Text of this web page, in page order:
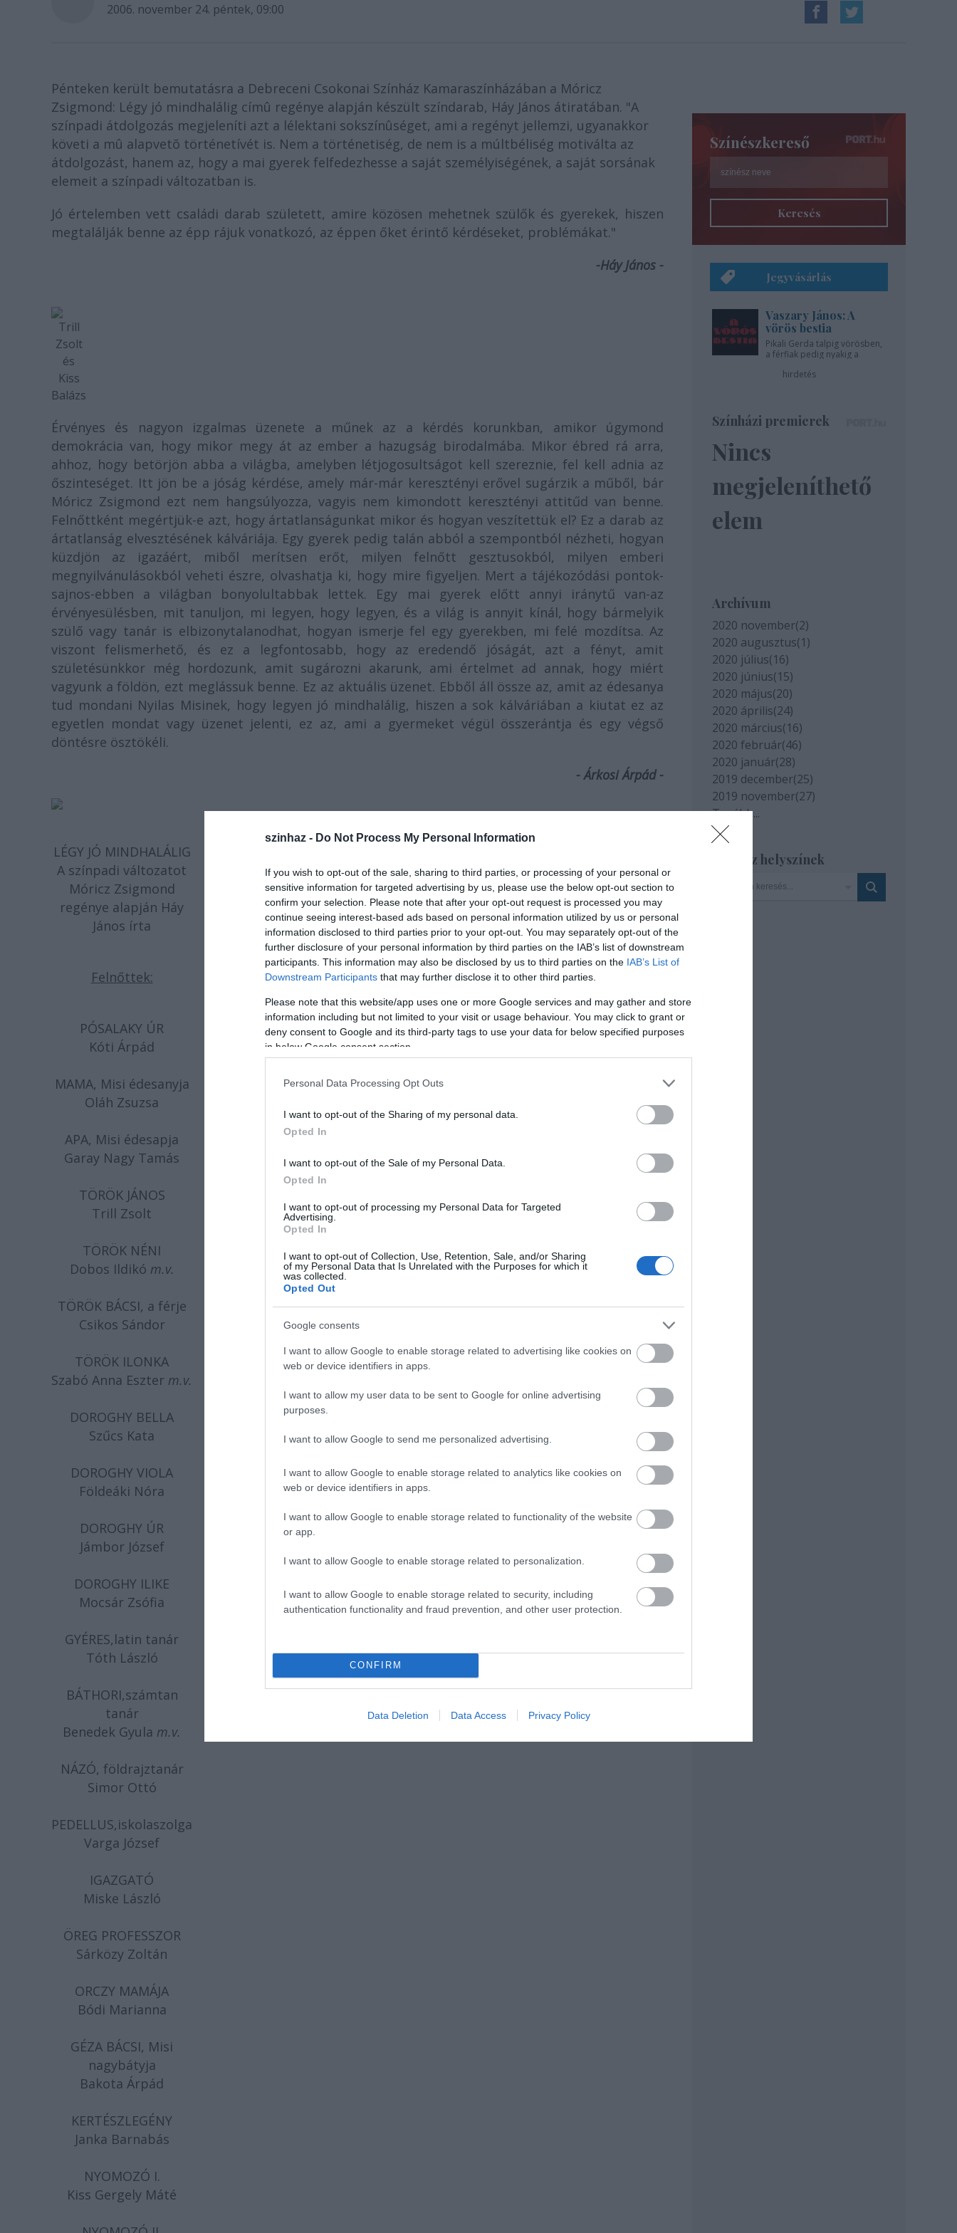
szinhaz - Do Not Process My Personal Information
If you wish to opt-out of the sale, sharing to third parties, or processing of your personal or
sensitive information for targeted advertising by us, please use the below opt-out section to
confirm your selection. Please note that after your opt-out request is processed you may
continue seeing interest-based ads based on personal information utilized by us or personal
information disclosed to third parties prior to your opt-out. You may separately opt-out of the
further disclosure of your personal information by third parties on the IAB’s list of downstream
participants. This information may also be disclosed by us to third parties on the IAB’s List of
Downstream Participants that may further disclose it to other third parties.
Please note that this website/app uses one or more Google services and may gather and store
information including but not limited to your visit or usage behaviour. You may click to grant or
deny consent to Google and its third-party tags to use your data for below specified purposes
in below Google consent section.
Personal Data Processing Opt Outs
I want to opt-out of the Sharing of my personal data.
Opted In
I want to opt-out of the Sale of my Personal Data.
Opted In
I want to opt-out of processing my Personal Data for Targeted
Advertising.
Opted In
I want to opt-out of Collection, Use, Retention, Sale, and/or Sharing
of my Personal Data that Is Unrelated with the Purposes for which it
was collected.
Opted Out
Google consents
I want to allow Google to enable storage related to advertising like cookies on
web or device identifiers in apps.
I want to allow my user data to be sent to Google for online advertising
purposes.
I want to allow Google to send me personalized advertising.
I want to allow Google to enable storage related to analytics like cookies on
web or device identifiers in apps.
I want to allow Google to enable storage related to functionality of the website
or app.
I want to allow Google to enable storage related to personalization.
I want to allow Google to enable storage related to security, including
authentication functionality and fraud prevention, and other user protection.
CONFIRM
Data Deletion Data Access Privacy Policy
2006. november 24. péntek, 09:00
Pénteken került bemutatásra a Debreceni Csokonai Színház Kamaraszínházában a Móricz
Zsigmond: Légy jó mindhalálig címû regénye alapján készült színdarab, Háy János átiratában. "A
színpadi átdolgozás megjeleníti azt a lélektani sokszínûséget, ami a regényt jellemzi, ugyanakkor
követi a mû alapvetõ történetívét is. Nem a történetiség, de nem is a múltbéliség motiválta az
átdolgozást, hanem az, hogy a mai gyerek felfedezhesse a saját személyiségének, a saját sorsának
elemeit a színpadi változatban is.
Jó értelemben vett családi darab született, amire közösen mehetnek szülők és gyerekek, hiszen
megtalálják benne az épp rájuk vonatkozó, az éppen őket érintő kérdéseket, problémákat."
-Háy János -
Trill
Zsolt
és
Kiss
Balázs
Érvényes és nagyon izgalmas üzenete a műnek az a kérdés korunkban, amikor úgymond
demokrácia van, hogy mikor megy át az ember a hazugság birodalmába. Mikor ébred rá arra,
ahhoz, hogy betörjön abba a világba, amelyben létjogosultságot kell szereznie, fel kell adnia az
őszinteséget. Itt jön be a jóság kérdése, amely már-már keresztényi erővel sugárzik a műből, bár
Móricz Zsigmond ezt nem hangsúlyozza, vagyis nem kimondott keresztényi attitűd van benne.
Felnőttként megértjük-e azt, hogy ártatlanságunkat mikor és hogyan veszítettük el? Ez a darab az
ártatlanság elvesztésének kálváriája. Egy gyerek pedig talán abból a szempontból nézheti, hogyan
küzdjön az igazáért, miből merítsen erőt, milyen felnőtt gesztusokból, milyen emberi
megnyilvánulásokból veheti észre, olvashatja ki, hogy mire figyeljen. Mert a tájékozódási pontok-
sajnos-ebben a világban bonyolultabbak lettek. Egy mai gyerek előtt annyi iránytű van-az
érvényesülésben, mit tanuljon, mi legyen, hogy legyen, és a világ is annyit kínál, hogy bármelyik
szülő vagy tanár is elbizonytalanodhat, hogyan ismerje fel egy gyerekben, mi felé mozdítsa. Az
viszont felismerhető, és ez a legfontosabb, hogy az eredendő jóságát, azt a fényt, amit
születésünkkor még hordozunk, amit sugározni akarunk, ami értelmet ad annak, hogy miért
vagyunk a földön, ezt meglássuk benne. Ez az aktuális üzenet. Ebből áll össze az, amit az édesanya
tud mondani Nyilas Misinek, hogy legyen jó mindhalálig, hiszen a sok kálváriában a kiutat ez az
egyetlen mondat vagy üzenet jelenti, ez az, ami a gyermeket végül összerántja és egy végső
döntésre ösztökéli.
- Árkosi Árpád -
LÉGY JÓ MINDHALÁLIG
A színpadi változatot
Móricz Zsigmond
regénye alapján Háy
János írta
Felnőttek:
PÓSALAKY ÚR
Kóti Árpád
MAMA, Misi édesanyja
Oláh Zsuzsa
APA, Misi édesapja
Garay Nagy Tamás
TÖRÖK JÁNOS
Trill Zsolt
TÖRÖK NÉNI
Dobos Ildikó m.v.
TÖRÖK BÁCSI, a férje
Csikos Sándor
TÖRÖK ILONKA
Szabó Anna Eszter m.v.
DOROGHY BELLA
Szűcs Kata
DOROGHY VIOLA
Földeáki Nóra
DOROGHY ÚR
Jámbor József
DOROGHY ILIKE
Mocsár Zsófia
GYÉRES,latin tanár
Tóth László
BÁTHORI,számtan
tanár
Benedek Gyula m.v.
NÁZÓ, földrajztanár
Simor Ottó
PEDELLUS,iskolaszolga
Varga József
IGAZGATÓ
Miske László
ÖREG PROFESSZOR
Sárközy Zoltán
ORCZY MAMÁJA
Bódi Marianna
GÉZA BÁCSI, Misi
nagybátyja
Bakota Árpád
KERTÉSZLEGÉNY
Janka Barnabás
NYOMOZÓ I.
Kiss Gergely Máté
Színészkereső
Keresés
Jegyvásárlás
Vaszary János: A
vörös bestia
Pikali Gerda talpig vörösben,
a férfiak pedig nyakig a
hirdetés
Színházi premierek
Nincs
megjeleníthető
elem
Archívum
2020 november(2)
2020 augusztus(1)
2020 július(16)
2020 június(15)
2020 május(20)
2020 április(24)
2020 március(16)
2020 február(46)
2020 január(28)
2019 december(25)
2019 november(27)
Tovább...
Szinház helyszínek